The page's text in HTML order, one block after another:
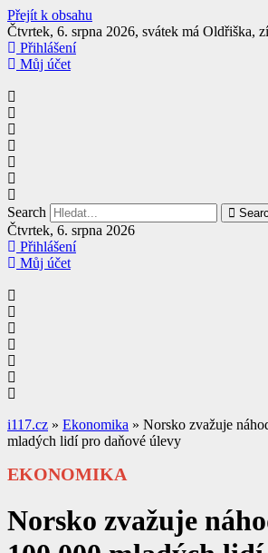
Přejít k obsahu
Čtvrtek, 6. srpna 2026, svátek má Oldřiška,
Přihlášení
Můj účet
Search
Čtvrtek, 6. srpna 2026
Přihlášení
Můj účet
i117.cz » Ekonomika » Norsko zvažuje
mladých lidí pro daňové úlevy
EKONOMIKA
Norsko zvažuje